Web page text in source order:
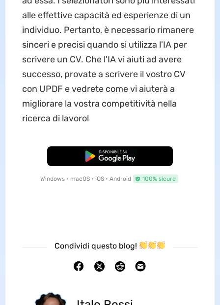
alle effettive capacità ed esperienze di un
individuo. Pertanto, è necessario rimanere
sinceri e precisi quando si utilizza l'IA per
scrivere un CV. Che l'IA vi aiuti ad avere
successo, provate a scrivere il vostro CV
con UPDF e vedrete come vi aiuterà a
migliorare la vostra competitività nella
ricerca di lavoro!
Download Gratis
Windows • macOS • iOS • Android 100% sicuro
Condividi questo blog!